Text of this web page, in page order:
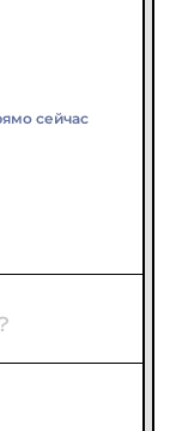
сейчас